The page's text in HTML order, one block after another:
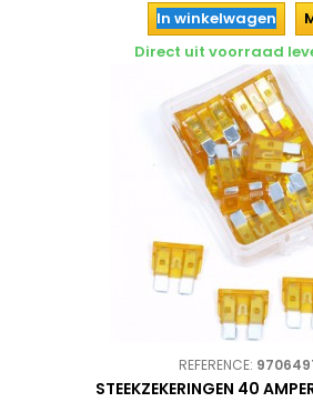
In winkelwagen
Direct uit voorraad
REFERENCE:
STEEKZEKERINGEN 40